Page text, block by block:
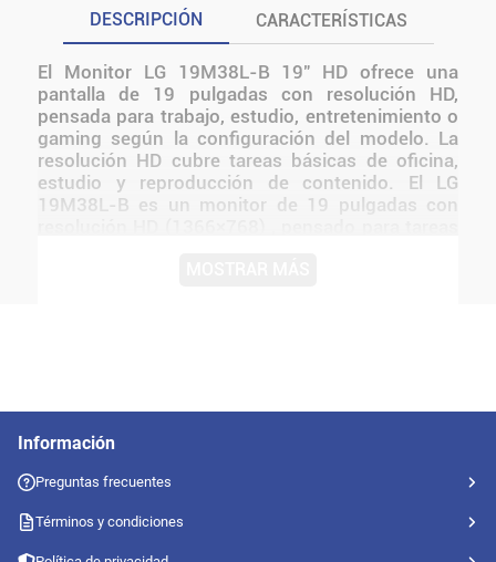
DESCRIPCIÓN CARACTERÍSTICAS
El Monitor LG 19M38L-B 19" HD ofrece una
pantalla de 19 pulgadas con resolución HD,
pensada para trabajo, estudio, entretenimiento o
gaming según la configuración del modelo. La
resolución HD cubre tareas básicas de oficina,
estudio y reproducción de contenido. El LG
19M38L-B es un monitor de 19 pulgadas con
Información
Preguntas frecuentes
Términos y condiciones